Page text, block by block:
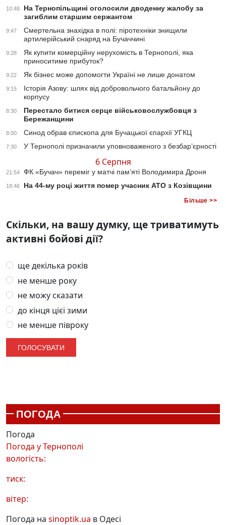
10:48
На Тернопільщині оголосили дводенну жалобу за
загиблим старшим сержантом
9:47
Смертельна знахідка в полі: піротехніки знищили
артилерійський снаряд на Бучаччині
9:28
Як купити комерційну нерухомість в Тернополі, яка
приноситиме прибуток?
9:22 Як бізнес може допомогти Україні не лише донатом
9:15
Історія Азову: шлях від добровольчого батальйону до
корпусу
8:30
Перестало битися серце військовослужбовця з
Бережанщини
8:00 Синод обрав єпископа для Бучацької єпархії УГКЦ
7:30 У Тернополі призначили уповноваженого з безбар’єрності
6 Серпня
21:54 ФК «Бучач» переміг у матчі пам’яті Володимира Дроня
18:46 На 44-му році життя помер учасник АТО з Козівщини
Більше >>
Скільки, на вашу думку, ще триватимуть
активні бойові дії?
ще декілька років
не менше року
не можу сказати
до кінця цієї зими
не менше півроку
ПОГОДА
Погода
Погода уТернополі
вологість:
тиск:
вітер:
Погода на sinoptik.ua в Одесі